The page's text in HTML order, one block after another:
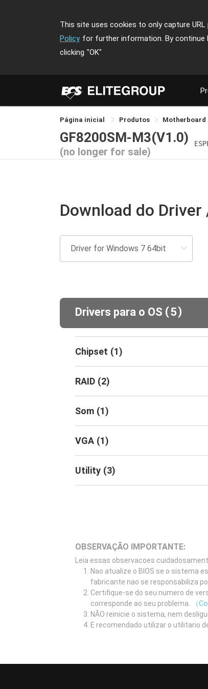
This site uses cookies to only capture
Policy for further information. By continue
clicking "OK"
Página inicial Produtos Motherboard
GF8200SM-M3(V1.0)
(no longer for sale)
Download do Driver
Drivers para o OS (5)
Chipset (1)
RAID (2)
Som (1)
VGA (1)
Utility (3)
OBSERVAÇÃO IMPORTANTE:
Leia essas observacoes
Nao atualize o BIOS se o sistema
fabricante nao se responsabiliza
Certifique-se do seu numero de
corresponde ao seu problema.
（
NÃO reinicie o sistema, nem
E recomendado utilizar o utilitario